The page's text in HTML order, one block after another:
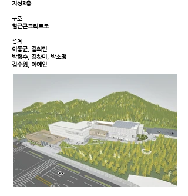
지상3층
구조
철근콘크리트조
설계
이동균, 김의민
박형수, 김찬미, 박소정
​김수원, 이예인